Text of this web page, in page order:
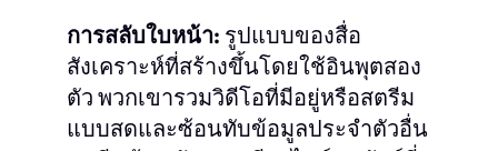
การสลับใบหน้า: รูปแบบของสื่อ
สังเคราะห์ที่สร้างขึ้นโดยใช้อินพุตสอง
ตัว พวกเขารวมวิดีโอที่มีอยู่หรือสตรีม
แบบสดและซ้อนทับข้อมูลประจําตัวอื่น